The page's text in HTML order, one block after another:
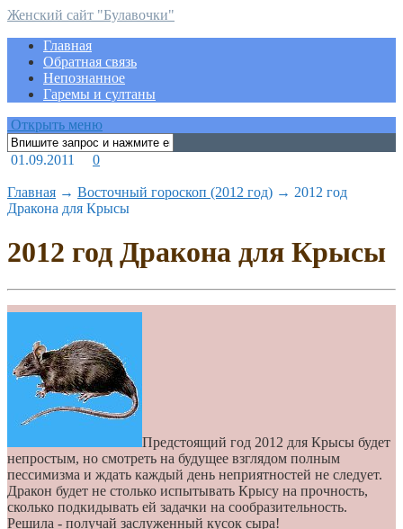
Женский сайт "Булавочки"
Главная
Обратная связь
Непознанное
Гаремы и султаны
Открыть меню
01.09.2011 0
Главная → Восточный гороскоп (2012 год) → 2012 год
Дракона для Крысы
2012 год Дракона для Крысы
Предстоящий год 2012 для Крысы будет
непростым, но смотреть на будущее взглядом полным
пессимизма и ждать каждый день неприятностей не следует.
Дракон будет не столько испытывать Крысу на прочность,
сколько подкидывать ей задачки на сообразительность.
Решила - получай заслуженный кусок сыра!